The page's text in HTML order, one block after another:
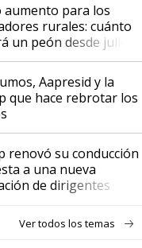
aumento para los
rurales: cuánto
un peón desde julio
Aapresid y la
que hace rebrotar los
renovó su conducción
a una nueva
de dirigentes
Ver todos los temas